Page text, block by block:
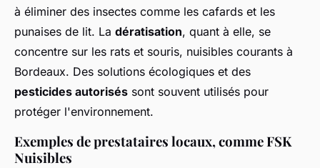
à éliminer des insectes comme les cafards et les
punaises de lit. La dératisation, quant à elle, se
concentre sur les rats et souris, nuisibles courants à
Bordeaux. Des solutions écologiques et des
pesticides autorisés sont souvent utilisés pour
protéger l'environnement.
Exemples de prestataires locaux, comme FSK
Nuisibles